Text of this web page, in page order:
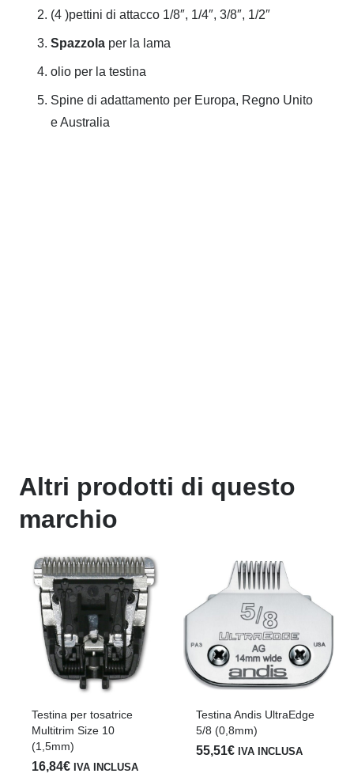
(4 )pettini di attacco 1/8″, 1/4″, 3/8″, 1/2″
Spazzola per la lama
olio per la testina
Spine di adattamento per Europa, Regno Unito
e Australia
Altri prodotti di questo
marchio
Testina per tosatrice
Multitrim Size 10
(1,5mm)
16,84€ IVA INCLUSA
Testina Andis UltraEdge
5/8 (0,8mm)
55,51€ IVA INCLUSA